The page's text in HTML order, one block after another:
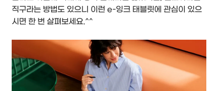
직구라는 방법도 있으니 이런 e-잉크 태블릿에 관심이 있으
시면 한 번 살펴보세요.^^